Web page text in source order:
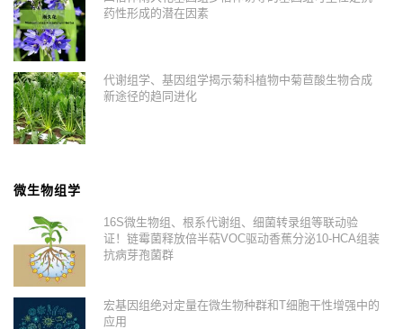
药性形成的潜在因素
代谢组学、基因组学揭示菊科植物中菊苣酸生物合成
新途径的趋同进化
微生物组学
16S微生物组、根系代谢组、细菌转录组等联动验
证！链霉菌释放倍半萜VOC驱动香蕉分泌10-HCA组装
抗病芽孢菌群
宏基因组绝对定量在微生物种群和T细胞干性增强中的
应用